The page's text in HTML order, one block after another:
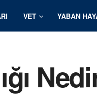
VET YABAN